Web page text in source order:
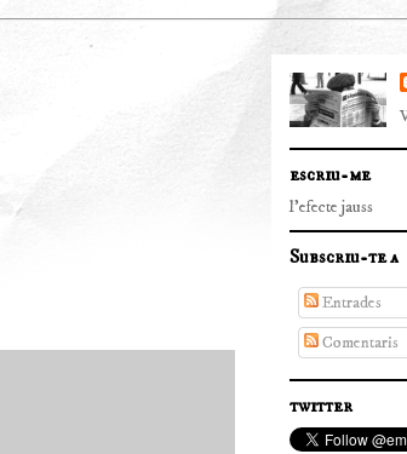
escriu-me
l'efecte jauss
Subscriu-te a
Entrades
Comentaris
twitter